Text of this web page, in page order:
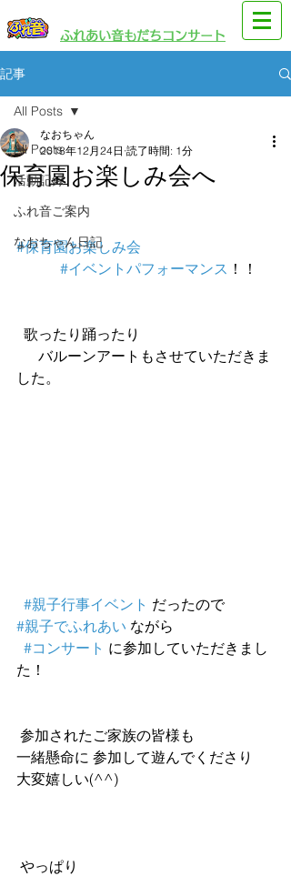
​ふれあい音もだちコンサート
記事
All Posts
活動記録
ふれ音ご案内
なおちゃん日記
All Posts
保育園お楽しみ会へ
なおちゃん
2018年12月24日 読了時間: 1分
#保育園お楽しみ会
#イベントパフォーマンス ！！
  歌ったり踊ったり
した。
#親子行事イベント だったので
#親子でふれあい ながら
#コンサート に参加していただきまし
た！
参加されたご家族の皆様も
一緒懸命に 参加して遊んでくださり
大変嬉しい(^^)
やっぱり